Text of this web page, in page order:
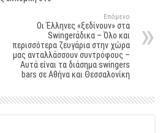
Επόμενο
Οι Έλληνες «ξεδίνουν» στα
Swingerάδικα – Όλο και
περισσότερα ζευγάρια στην χώρα
μας ανταλλάσσουν συντρόφους –
Αυτά είναι τα διάσημα swingers
bars σε Αθήνα και Θεσσαλονίκη